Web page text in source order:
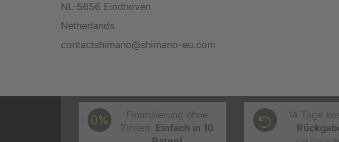
NL-5656 Eindhoven
Netherlands
contactshimano@shimano-eu.com
0%
Finanzierung ohne
Zinsen: Einfach in 10
14 Tage